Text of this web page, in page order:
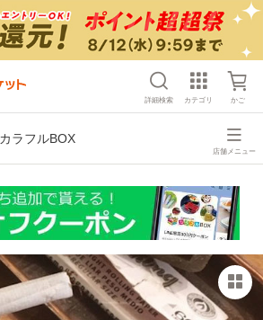
詳細検索 カテゴリ かご
ラフルBOX
店舗メニュー